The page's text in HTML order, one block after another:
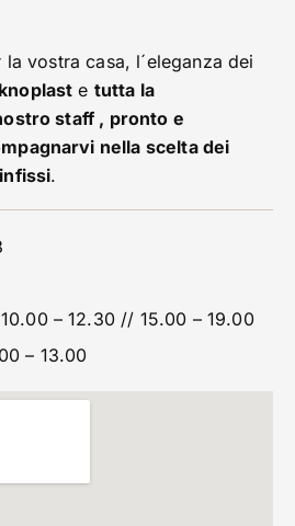
vostra casa, l´eleganza dei
e tutta la
staff , pronto e
nella scelta dei
.
– 12.30 // 15.00 – 19.00
– 13.00